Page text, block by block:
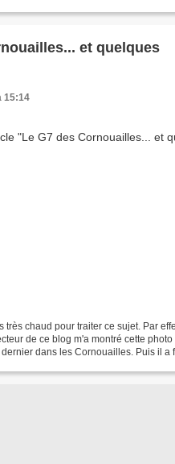
et quelques
15:14
très chaud pour traiter ce sujet. Par
de ce blog m'a montré cette
dans les Cornouailles. Puis il a